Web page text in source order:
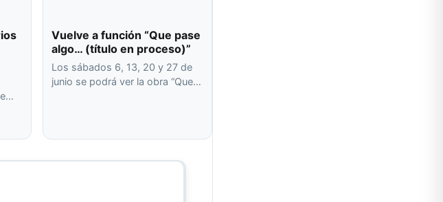
Vuelve a función “Que pase
algo… (título en proceso)”
Los sábados 6, 13, 20 y 27 de
junio se podrá ver la obra “Que…